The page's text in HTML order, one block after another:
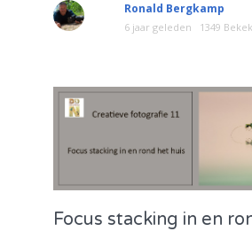
Ronald Bergkamp
6 jaar geleden 1349
Focus stacking in en